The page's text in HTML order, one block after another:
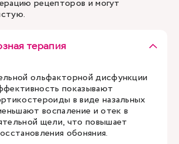
рецепторов и могут
терапия
ольфакторной дисфункции
показывают
в виде назальных
воспаление и отек в
щели, что повышает
обоняния.